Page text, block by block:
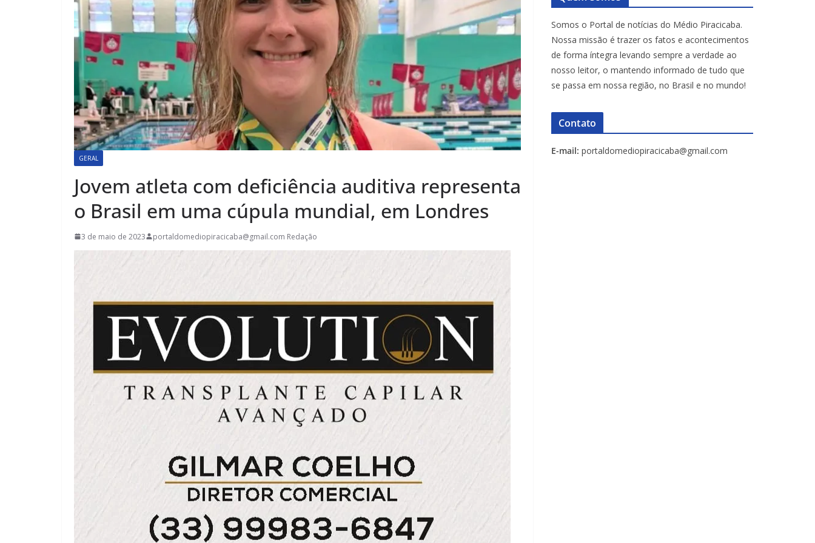
GERAL
Jovem atleta com deficiência auditiva representa
o Brasil em uma cúpula mundial, em Londres
3 de maio de 2023 portaldomediopiracicaba@gmail.com Redação
Somos o Portal de notícias do Médio Piracicaba.
Nossa missão é trazer os fatos e acontecimentos
de forma íntegra levando sempre a verdade ao
nosso leitor, o mantendo informado de tudo que
se passa em nossa região, no Brasil e no mundo!
Contato
E-mail: portaldomediopiracicaba@gmail.com